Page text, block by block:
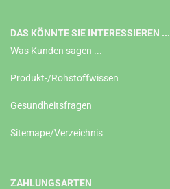
DAS KÖNNTE SIE INTERESSIEREN ...
Was Kunden sagen ...
Produkt-/Rohstoffwissen
Gesundheitsfragen
Sitemape/Verzeichnis
ZAHLUNGSARTEN